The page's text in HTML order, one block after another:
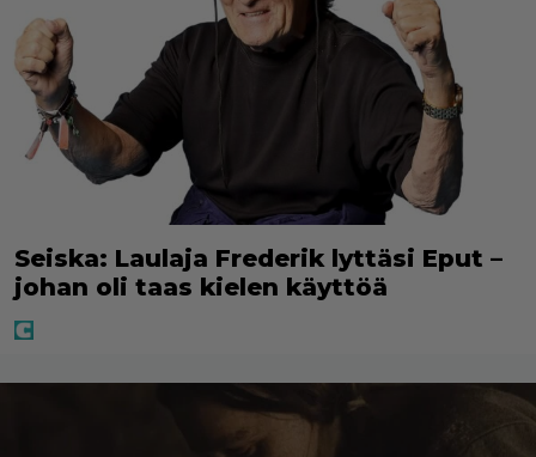
Seiska: Laulaja Frederik lyttäsi Eput –
johan oli taas kielen käyttöä